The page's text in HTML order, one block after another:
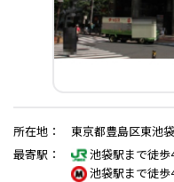
所在地 ：
東京都豊島区東池
最寄駅 ：
池袋駅まで徒歩
池袋駅まで徒歩